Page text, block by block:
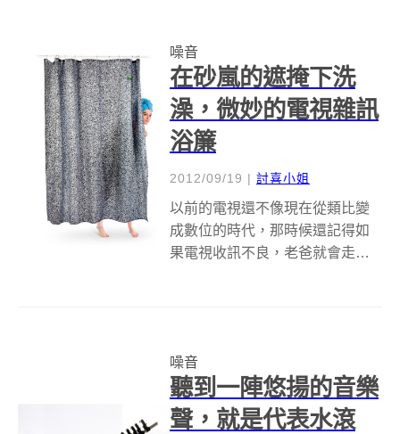
音的同時，清楚地告訴對方：
「我不想聽！請你閉...
噪音
在砂嵐的遮掩下洗
澡，微妙的電視雜訊
浴簾
2012/09/19 | 討喜小姐
以前的電視還不像現在從類比變
成數位的時代，那時候還記得如
果電視收訊不良，老爸就會走到
質。有時候看電視看到睡著的時
候，醒來才發現電視...
噪音
聽到一陣悠揚的音樂
聲，就是代表水滾